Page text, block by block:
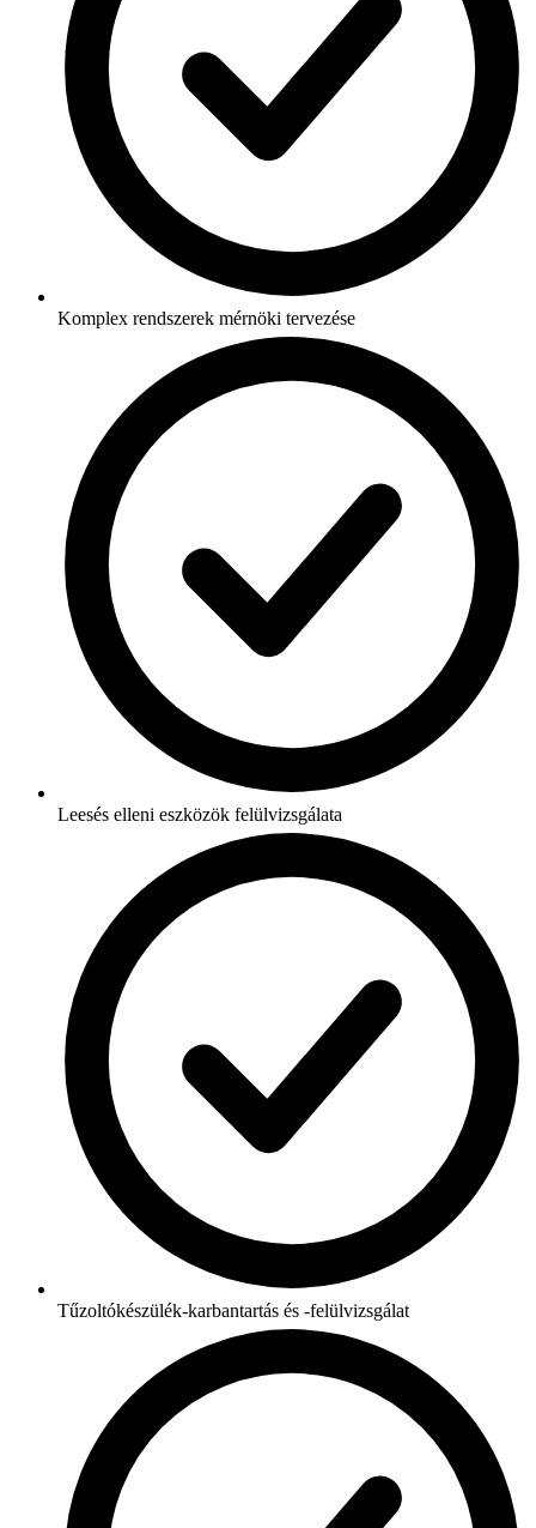
Komplex rendszerek mérnöki tervezése
Leesés elleni eszközök felülvizsgálata
Tűzoltókészülék-karbantartás és -felülvizsgálat